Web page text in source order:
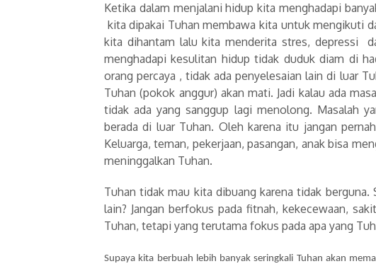
Ketika dalam menjalani hidup kita menghadapi
kita dipakai Tuhan membawa kita untuk mengikuti
kita dihantam lalu kita menderita stres, depressi
menghadapi kesulitan hidup tidak duduk diam di
orang percaya , tidak ada penyelesaian lain di luar
Tuhan (pokok anggur) akan mati. Jadi kalau ada
tidak ada yang sanggup lagi menolong. Masalah
berada di luar Tuhan. Oleh karena itu jangan
Keluarga, teman, pekerjaan, pasangan, anak bisa
meninggalkan Tuhan.
Tuhan tidak mau kita dibuang karena tidak
lain? Jangan berfokus pada fitnah, kekecewaan,
Tuhan, tetapi yang terutama fokus pada apa yang
Supaya kita berbuah lebih banyak seringkali Tuhan akan